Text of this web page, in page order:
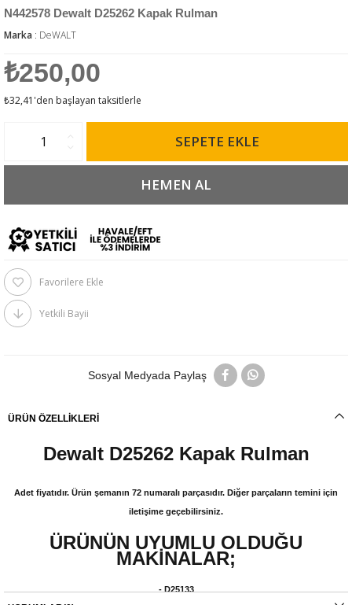
N442578 Dewalt D25262 Kapak Rulman
Marka : DeWALT
₺250,00
₺32,41 'den başlayan taksitlerle
Favorilere Ekle
Yetkili Bayii
Sosyal Medyada Paylaş
ÜRÜN ÖZELLIKLERI
Dewalt D25262 Kapak Rulman
Adet fiyatıdır. Ürün şemanın 72 numaralı parçasıdır. Diğer parçaların temini için
iletişime geçebilirsiniz.
ÜRÜNÜN UYUMLU OLDUĞU
MAKİNALAR;
- D25133